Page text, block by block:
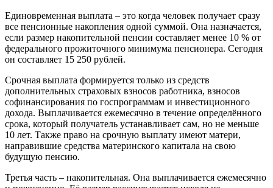
Единовременная выплата – это когда человек получает сразу
все пенсионные накопления одной суммой. Она назначается,
если размер накопительной пенсии составляет менее 10 % от
федерального прожиточного минимума пенсионера. Сегодня
он составляет 15 250 рублей.
Срочная выплата формируется только из средств
дополнительных страховых взносов работника, взносов
софинансирования по госпрограммам и инвестиционного
дохода. Выплачивается ежемесячно в течение определённого
срока, который получатель устанавливает сам, но не меньше
10 лет. Также право на срочную выплату имеют матери,
направившие средства материнского капитала на свою
будущую пенсию.
Третья часть – накопительная. Она выплачивается ежемесячно